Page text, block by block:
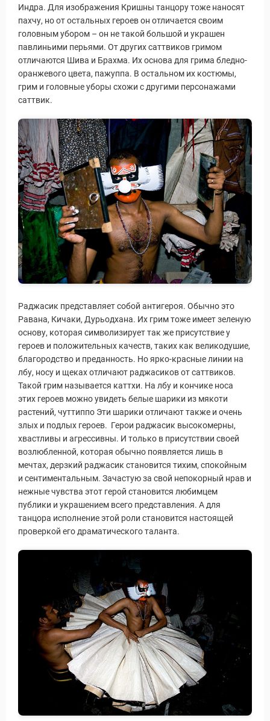
Индра. Для изображения Кришны танцору тоже наносят
пахчу, но от остальных героев он отличается своим
головным убором – он не такой большой и украшен
павлиньими перьями. От других саттвиков гримом
отличаются Шива и Брахма. Их основа для грима бледно-
оранжевого цвета, пажуппа. В остальном их костюмы,
грим и головные уборы схожи с другими персонажами
саттвик.
Раджасик представляет собой антигероя. Обычно это
Равана, Кичаки, Дурьодхана. Их грим тоже имеет зеленую
основу, которая символизирует так же присутствие у
героев и положительных качеств, таких как великодушие,
благородство и преданность. Но ярко-красные линии на
лбу, носу и щеках отличают раджасиков от саттвиков.
Такой грим называется каттхи. На лбу и кончике носа
этих героев можно увидеть белые шарики из мякоти
растений, чуттиппо Эти шарики отличают также и очень
злых и подлых героев. Герои раджасик высокомерны,
хвастливы и агрессивны. И только в присутствии своей
возлюбленной, которая обычно появляется лишь в
мечтах, дерзкий раджасик становится тихим, спокойным
и сентиментальным. Зачастую за свой непокорный нрав и
нежные чувства этот герой становится любимцем
публики и украшением всего представления. А для
танцора исполнение этой роли становится настоящей
проверкой его драматического таланта.